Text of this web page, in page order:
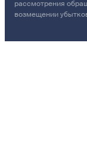
рассмотрения
возмещении